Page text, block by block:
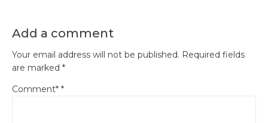
Add a comment
Your email address will not be published. Required fields
are marked *
Comment* *